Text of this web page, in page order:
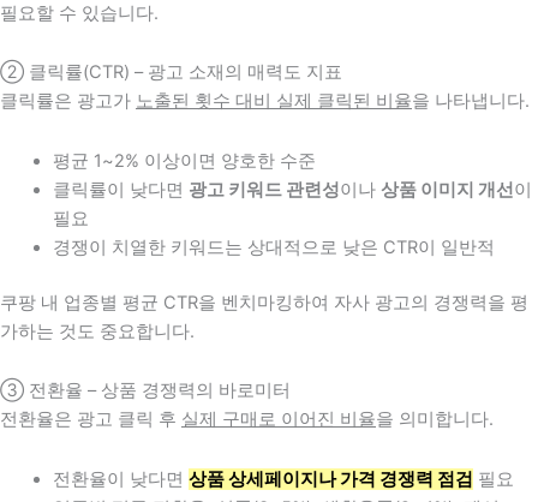
필요할 수 있습니다.
② 클릭률(CTR) – 광고 소재의 매력도 지표
클릭률은 광고가 노출된 횟수 대비 실제 클릭된 비율을 나타냅니다.
평균 1~2% 이상이면 양호한 수준
클릭률이 낮다면 광고 키워드 관련성이나 상품 이미지 개선이
필요
경쟁이 치열한 키워드는 상대적으로 낮은 CTR이 일반적
쿠팡 내 업종별 평균 CTR을 벤치마킹하여 자사 광고의 경쟁력을 평
가하는 것도 중요합니다.
③ 전환율 – 상품 경쟁력의 바로미터
전환율은 광고 클릭 후 실제 구매로 이어진 비율을 의미합니다.
전환율이 낮다면 상품 상세페이지나 가격 경쟁력 점검 필요